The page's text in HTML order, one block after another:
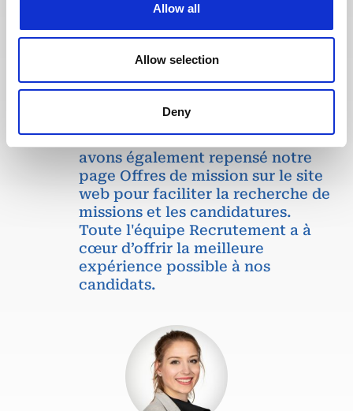
Allow all
Allow selection
Deny
Ces dernières années, nous avons
notre processus de recrutement
afin que nos recruteurs puissent
échanges qualitatifs avec les
candidats sélectionnés. Nous
avons également repensé notre
page Offres de mission sur le site
web pour faciliter la recherche de
missions et les candidatures.
Toute l'équipe Recrutement a à
cœur d’offrir la meilleure
expérience possible à nos
candidats.